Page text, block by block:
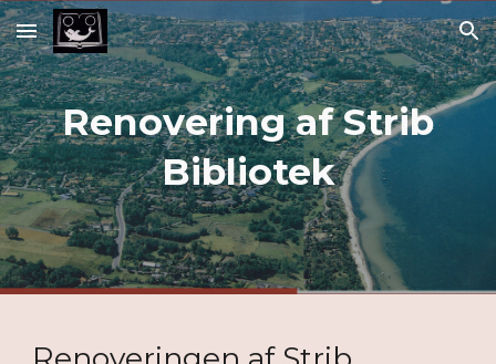
Skip to main content Skip to navigation
Renovering af Strib
Bibliotek